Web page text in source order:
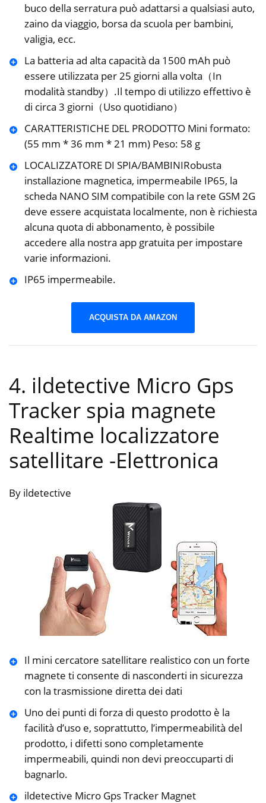
buco della serratura può adattarsi a qualsiasi auto,
zaino da viaggio, borsa da scuola per bambini,
valigia, ecc.
La batteria ad alta capacità da 1500 mAh può
essere utilizzata per 25 giorni alla volta（In
modalità standby）.Il tempo di utilizzo effettivo è
di circa 3 giorni（Uso quotidiano）
CARATTERISTICHE DEL PRODOTTO Mini formato:
(55 mm * 36 mm * 21 mm) Peso: 58 g
LOCALIZZATORE DI SPIA/BAMBINIRobusta
installazione magnetica, impermeabile IP65, la
scheda NANO SIM compatibile con la rete GSM 2G
deve essere acquistata localmente, non è richiesta
alcuna quota di abbonamento, è possibile
accedere alla nostra app gratuita per impostare
varie informazioni.
IP65 impermeabile.
ACQUISTA DA AMAZON
4. ildetective Micro Gps
Tracker spia magnete
Realtime localizzatore
satellitare -Elettronica
By ildetective
Il mini cercatore satellitare realistico con un forte
magnete ti consente di nasconderti in sicurezza
con la trasmissione diretta dei dati
Uno dei punti di forza di questo prodotto è la
facilità d’uso e, soprattutto, l’impermeabilità del
prodotto, i difetti sono completamente
impermeabili, quindi non devi preoccuparti di
bagnarlo.
ildetective Micro Gps Tracker Magnet